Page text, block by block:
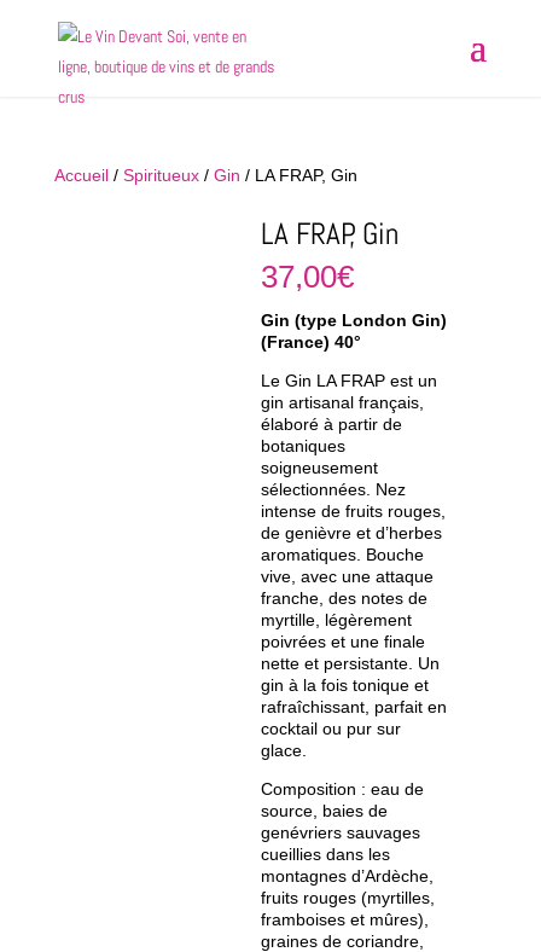
Accueil/ Spiritueux/ Gin / LA FRAP, Gin
LA FRAP, Gin
37,00€
Gin (type London Gin)
(France) 40°
Le Gin LA FRAP est un
gin artisanal français,
élaboré à partir de
botaniques
soigneusement
sélectionnées. Nez
intense de fruits rouges,
de genièvre et d’herbes
aromatiques. Bouche
vive, avec une attaque
franche, des notes de
myrtille, légèrement
poivrées et une finale
nette et persistante. Un
gin à la fois tonique et
rafraîchissant, parfait en
cocktail ou pur sur
glace.
Composition : eau de
source, baies de
genévriers sauvages
cueillies dans les
montagnes d’Ardèche,
fruits rouges (myrtilles,
framboises et mûres),
graines de coriandre,